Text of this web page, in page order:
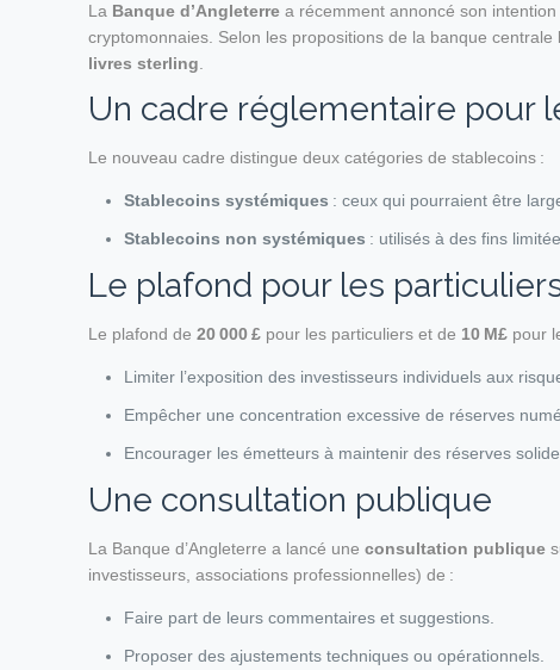
La Banque d’Angleterre a récemment annoncé son
cryptomonnaies. Selon les propositions de la banque centrale
livres sterling
Un cadre réglementaire pour
Le nouveau cadre distingue deux catégories de stablecoins :
Stablecoins systémiques : ceux qui pourraient être
Stablecoins non systémiques : utilisés à des fins
Le plafond pour les
Le plafond de20 000 £ pour les particuliers et de 10 M£ pour
Limiter l’exposition des investisseurs individuels aux
Empêcher une concentration excessive de réserves
Encourager les émetteurs à maintenir des réserves
Une consultation publique
La Banque d’Angleterre a lancé uneconsultation publique
investisseurs, associations professionnelles) de :
Faire part de leurs commentaires et suggestions.
Proposer des ajustements techniques ou opérationnels.